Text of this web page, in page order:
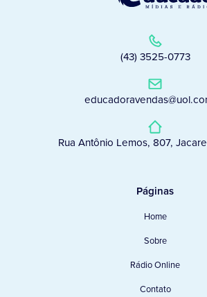
(43) 3525-0773
Rua Antônio Lemos, 807,
Páginas
Home
Sobre
Rádio Online
Contato